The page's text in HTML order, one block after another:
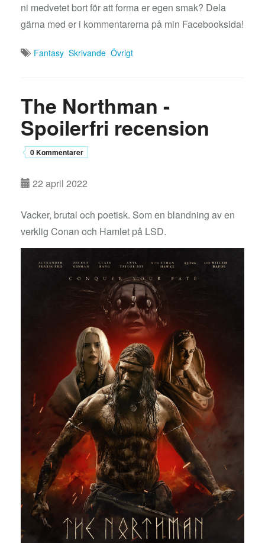
ni medvetet bort för att forma er egen smak? Dela
gärna med er i kommentarerna på min Facebooksida!
Fantasy Skrivande Övrigt
The Northman -
Spoilerfri recension
0 Kommentarer
22 april 2022
Vacker, brutal och poetisk. Som en blandning av en
verklig Conan och Hamlet på LSD.